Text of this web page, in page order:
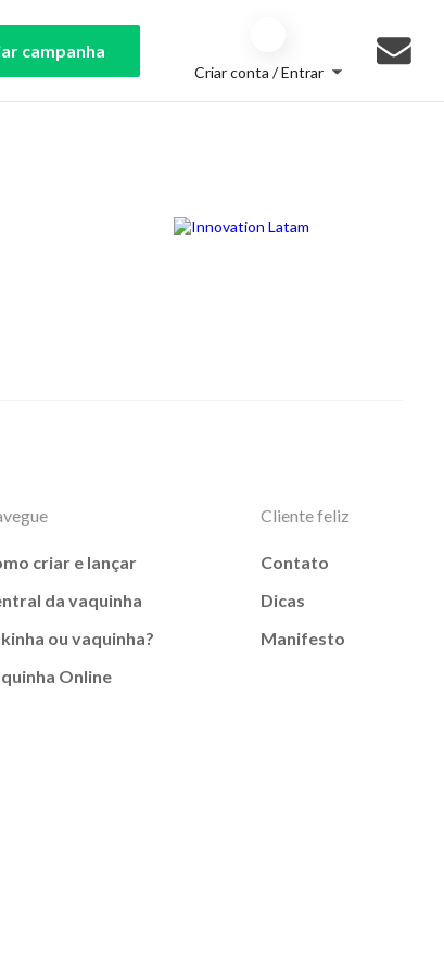
campanha
Criar conta / Entrar
criar e lançar
da vaquinha
ou vaquinha?
Online
Cliente feliz
Contato
Dicas
Manifesto